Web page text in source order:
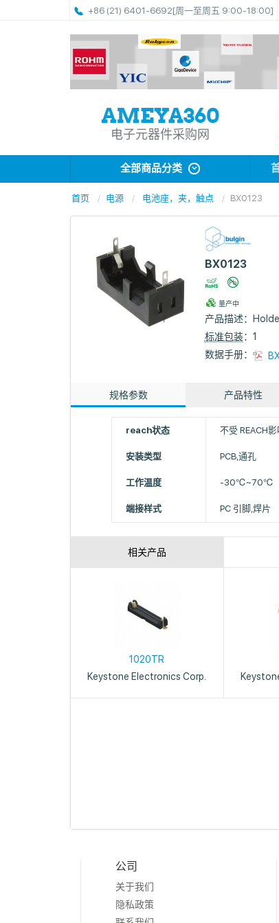
+86 (21) 6401-6692[周一至周五 9:00-18:00]
电子元器件采购网
全部商品分类
首页 电源 电池座，夹，触点 BX0123
BX0123
量产中
产品描述：
标准包装：1
数据手册：
规格参数 产品特性
reach状态 不受 REACH影
安装类型 PCB,通孔
工作温度 -30℃~70℃
端接样式 PC 引脚,焊片
相关产品
1020TR
Keystone Electronics Corp.
公司
关于我们
隐私政策